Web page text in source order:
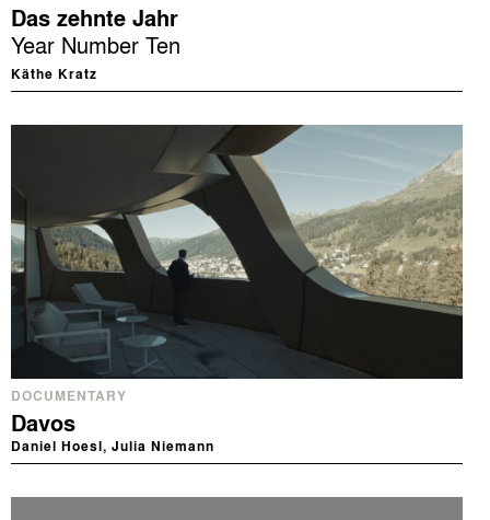
Das zehnte Jahr
Year Number Ten
Käthe Kratz
DOCUMENTARY
Davos
Daniel Hoesl, Julia Niemann